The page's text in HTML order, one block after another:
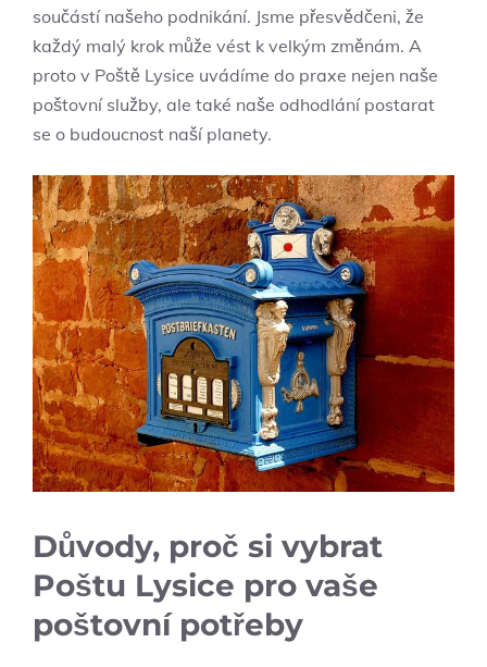
součástí našeho podnikání. Jsme přesvědčeni, že
každý malý krok může vést k velkým změnám. A
proto v Poště Lysice uvádíme do praxe nejen naše
poštovní služby, ale také naše odhodlání postarat
se o budoucnost naší planety.
Důvody, proč si vybrat
Poštu Lysice pro vaše
poštovní potřeby